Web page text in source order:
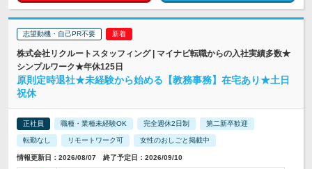
志望動機・自己PR不要
株式会社リクルートスタッフィング | マイナビ転職からの入社実績多数★
シンプルワーク★年休125日
原則定時退社★未経験から始める【教務事務】在宅あり★土日
祝休
正社員 職種・業種未経験OK 完全週休2日制 第二新卒歓迎
転勤なし リモートワーク可 女性のおしごと掲載中
情報更新日：2026/08/07 終了予定日：2026/09/10